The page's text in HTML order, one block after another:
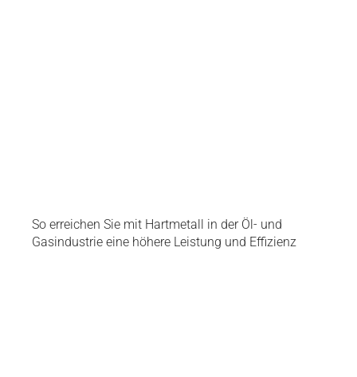
So erreichen Sie mit Hartmetall in der Öl- und
Gasindustrie eine höhere Leistung und Effizienz